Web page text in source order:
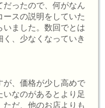
ったので、何がなん
スの説明をしていた
いました。数回でとは
、少なくなっていき
が、価格が少し高めで
いなのがあるとより足
だ、他のお店よりも